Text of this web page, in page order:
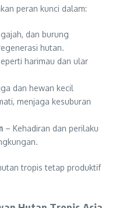
peran kunci dalam:
dan burung
hutan.
harimau dan ular
dan hewan kecil
menjaga kesuburan
– Kehadiran dan perilaku
tropis tetap produktif